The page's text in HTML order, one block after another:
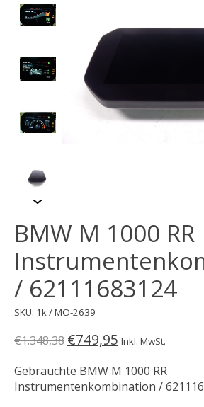
BMW M 1000 RR
/ 62111683124
SKU: 1k / MO-2639
€1.348,38 €749,95 Inkl. MwSt.
Gebrauchte BMW M 1000 RR
Instrumentenkombination /